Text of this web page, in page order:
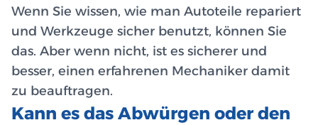
Wenn Sie wissen, wie man Autoteile repariert
und Werkzeuge sicher benutzt, können Sie
das. Aber wenn nicht, ist es sicherer und
besser, einen erfahrenen Mechaniker damit
zu beauftragen.
Kann es das Abwürgen oder den